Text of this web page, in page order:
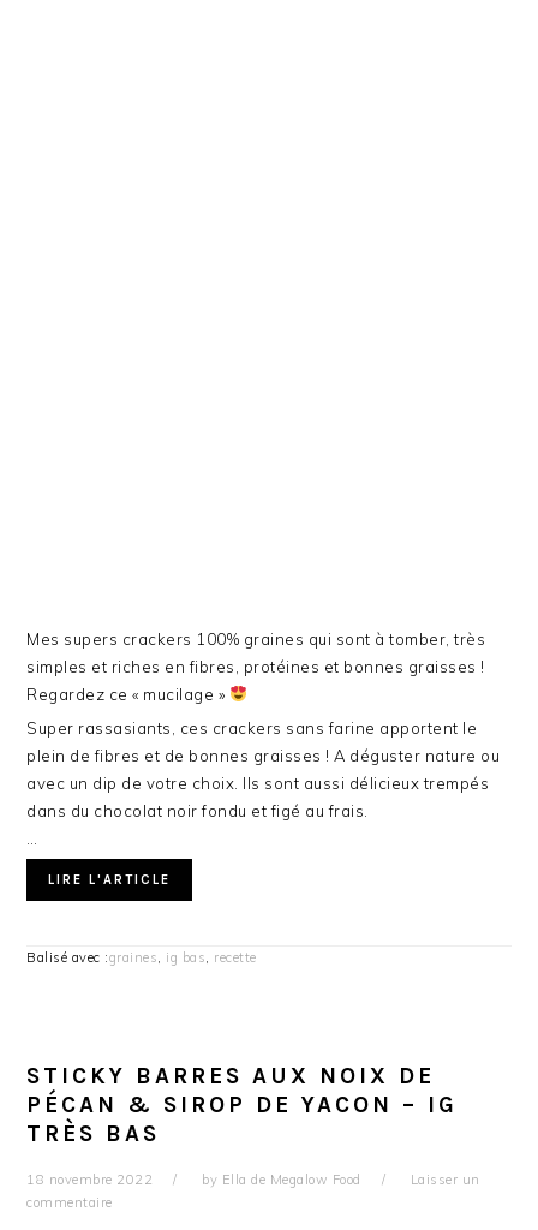
Mes supers crackers 100% graines qui sont à tomber, très
simples et riches en fibres, protéines et bonnes graisses !
Regardez ce « mucilage »
Super rassasiants, ces crackers sans farine apportent le
plein de fibres et de bonnes graisses ! A déguster nature ou
avec un dip de votre choix. Ils sont aussi délicieux trempés
dans du chocolat noir fondu et figé au frais.
LIRE L'ARTICLE
Balisé avec :graines ig bas recette
STICKY BARRES AUX NOIX DE
PÉCAN & SIROP DE YACON – IG
TRÈS BAS
18 novembre 2022 by Ella de Megalow Food
Laisser un
commentaire